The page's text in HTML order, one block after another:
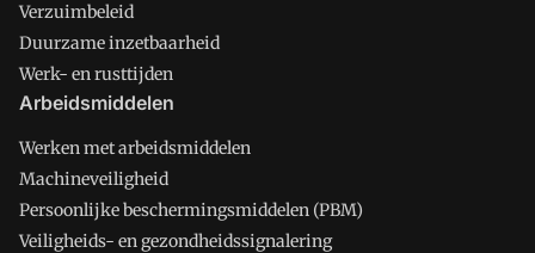
Verzuimbeleid
Duurzame inzetbaarheid
Werk- en rusttijden
Arbeidsmiddelen
Werken met arbeidsmiddelen
Machineveiligheid
Persoonlijke beschermingsmiddelen (PBM)
Veiligheids- en gezondheidssignalering